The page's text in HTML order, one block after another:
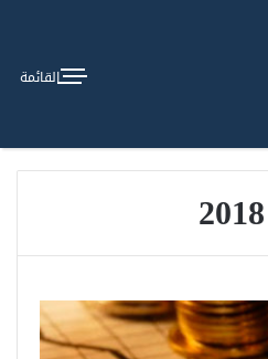
القائمة